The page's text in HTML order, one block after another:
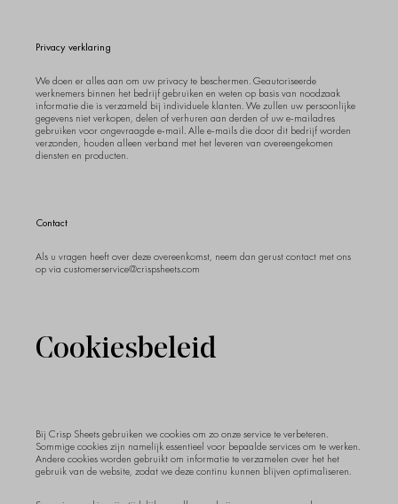
Privacy verklaring
We doen er alles aan om uw privacy te beschermen. Geautoriseerde
werknemers binnen het bedrijf gebruiken en weten op basis van noodzaak
informatie die is verzameld bij individuele klanten. We zullen uw persoonlijke
gegevens niet verkopen, delen of verhuren aan derden of uw e-mailadres
gebruiken voor ongevraagde e-mail. Alle e-mails die door dit bedrijf worden
verzonden, houden alleen verband met het leveren van overeengekomen
diensten en producten.
Contact
Als u vragen heeft over deze overeenkomst, neem dan gerust contact met ons
op via customerservice@crispsheets.com
Cookiesbeleid
Bij Crisp Sheets gebruiken we cookies om zo onze service te verbeteren.
Sommige cookies zijn namelijk essentieel voor bepaalde services om te werken.
Andere cookies worden gebruikt om informatie te verzamelen over het het
gebruik van de website, zodat we deze continu kunnen blijven optimaliseren.